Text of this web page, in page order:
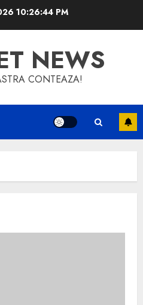
10:26:44 PM
NEWS
CONTEAZA!